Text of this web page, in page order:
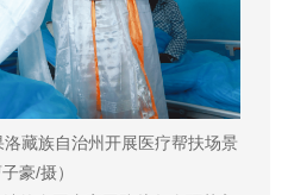
藏族自治州开展医疗帮扶场景
子豪/摄）